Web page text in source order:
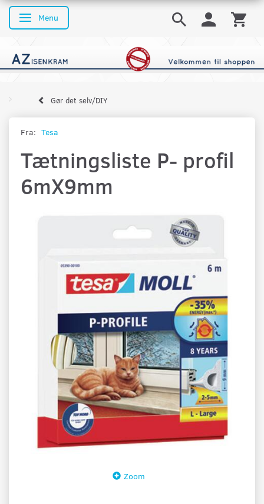
Skifte navigation
Menu
Gør det selv/DIY
Fra: Tesa
Tætningsliste P- profil
6mX9mm
Zoom